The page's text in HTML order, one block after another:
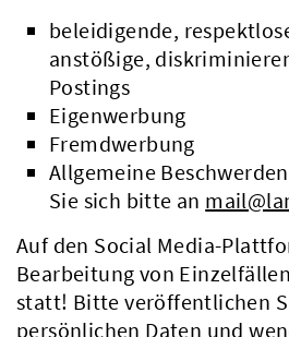
beleidigende,
anstößige,
Postings
Eigenwerbung
Fremdwerbung
Allgemeine
Sie sich bitte an
Auf den Social Media-
Bearbeitung von
statt! Bitte veröffentlichen
persönlichen Daten und